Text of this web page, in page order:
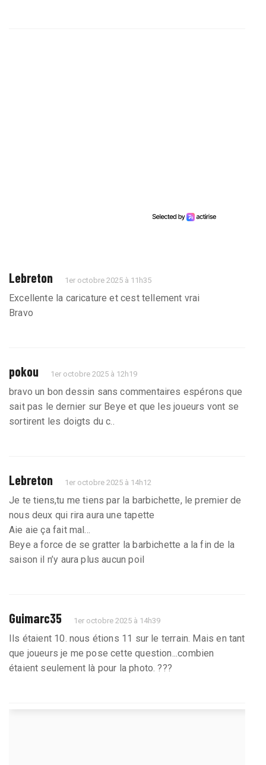
Lebreton 1er octobre 2025 à 11h35
Excellente la caricature et cest tellement vrai
Bravo
pokou 1er octobre 2025 à 12h19
bravo un bon dessin sans commentaires espérons que
sait pas le dernier sur Beye et que les joueurs vont se
sortirent les doigts du c..
Lebreton 1er octobre 2025 à 14h12
Je te tiens,tu me tiens par la barbichette, le premier de
nous deux qui rira aura une tapette
Aie aie ça fait mal...
Beye a force de se gratter la barbichette a la fin de la
saison il n’y aura plus aucun poil
Guimarc35 1er octobre 2025 à 14h39
Ils étaient 10. nous étions 11 sur le terrain. Mais en tant
que joueurs je me pose cette question...combien
étaient seulement là pour la photo. ???